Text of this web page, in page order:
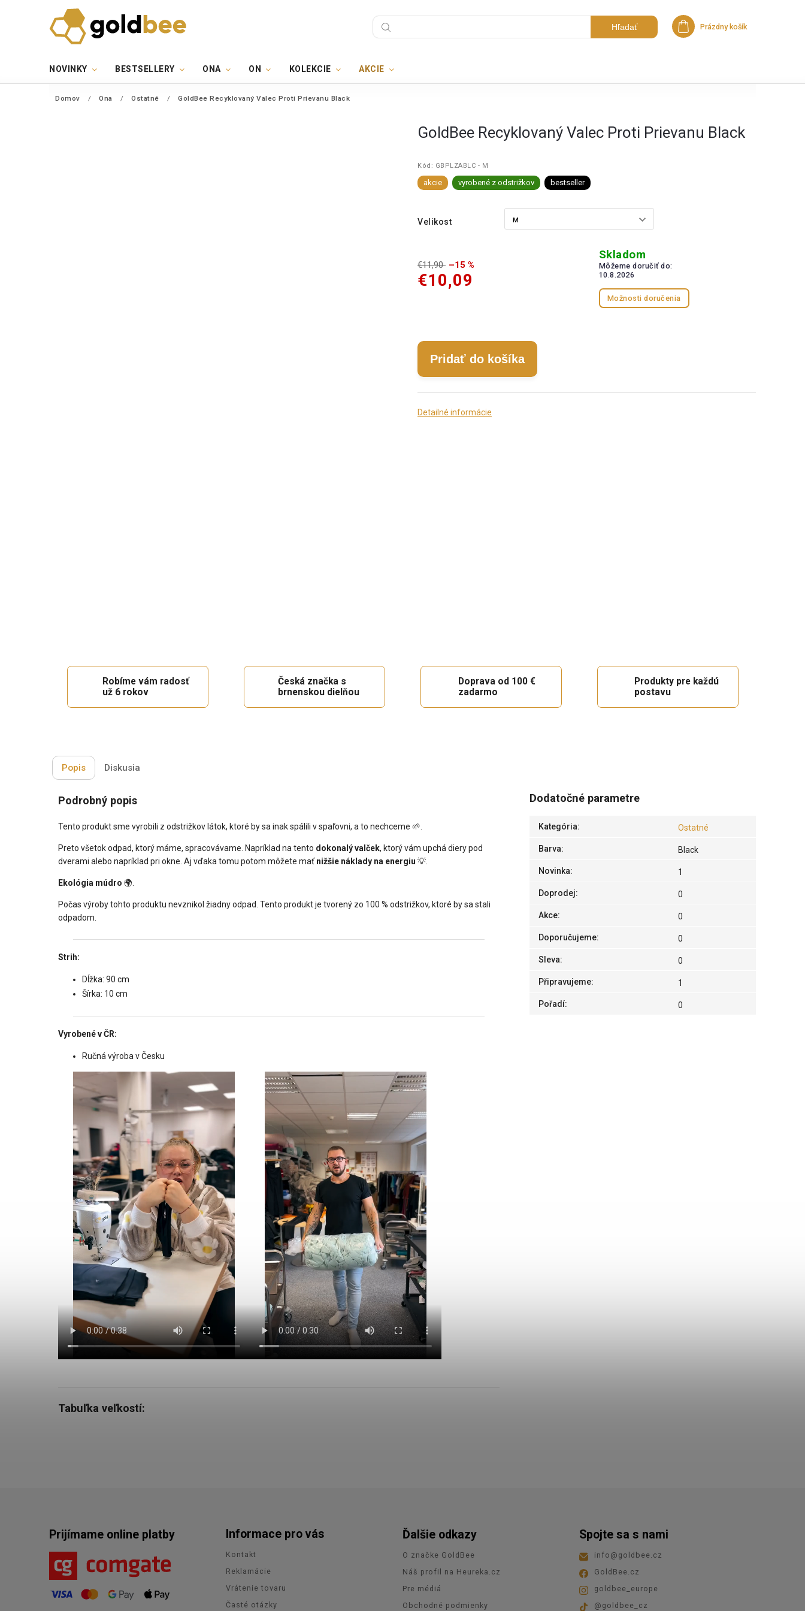
Hľadať Nákupný košík
Prázdny košík
NOVINKY BESTSELLERY ONA ON KOLEKCIE AKCIE
Domov / Ona / Ostatné / GoldBee Recyklovaný Valec Proti Prievanu Black
GoldBee Recyklovaný Valec Proti Prievanu Black
Kód: GBPLZABLC - M
akcie vyrobené z odstrižkov bestseller
Velikost
€11,90 –15 %
€10,09
Skladom
Môžeme doručiť do:
10.8.2026
Možnosti doručenia
Pridať do košíka
Detailné informácie
Robíme vám radosť
už 6 rokov
Česká značka s
brnenskou dielňou
Doprava od 100 €
zadarmo
Produkty pre každú
postavu
Popis Diskusia
Podrobný popis
Tento produkt sme vyrobili z odstrižkov látok, ktoré by sa inak spálili v spaľovni, a to nechceme 🌱.
Preto všetok odpad, ktorý máme, spracovávame. Napríklad na tento dokonalý valček, ktorý vám upchá diery pod
dverami alebo napríklad pri okne. Aj vďaka tomu potom môžete mať nižšie náklady na energiu 💡.
Ekológia múdro 🌍.
Počas výroby tohto produktu nevznikol žiadny odpad. Tento produkt je tvorený zo 100 % odstrižkov, ktoré by sa stali
odpadom.
Strih:
Dĺžka: 90 cm
Šírka: 10 cm
Vyrobené v ČR:
Ručná výroba v Česku
Tabuľka veľkostí:
Dodatočné parametre
Kategória: Ostatné
Barva: Black
Novinka: 1
Doprodej: 0
Akce: 0
Doporučujeme: 0
Sleva: 0
Připravujeme: 1
Pořadí: 0
Prijímame online platby Informace pro vás
Kontakt
Reklamácie
Vrátenie tovaru
Časté otázky
Ďalšie odkazy
O značke GoldBee
Náš profil na Heureka.cz
Pre médiá
Obchodné podmienky
Spojte sa s nami
info @ goldbee.cz
GoldBee.cz
goldbee_europe
@goldbee_cz